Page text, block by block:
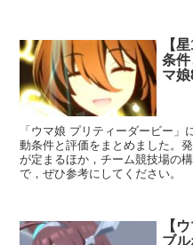
【
条
マ
「ウマ娘 プリティーダービー
動条件と評価をまとめました。
が定まるほか，チーム競技場の
で，ぜひ参考にしてください。
【
ブ